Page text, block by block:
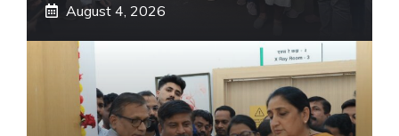
August 4, 2026